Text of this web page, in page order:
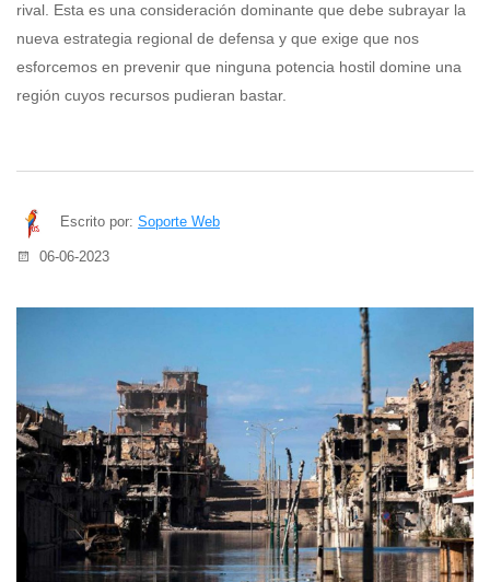
rival. Esta es una consideración dominante que debe subrayar la
nueva estrategia regional de defensa y que exige que nos
esforcemos en prevenir que ninguna potencia hostil domine una
región cuyos recursos pudieran bastar.
Escrito por: Soporte Web
06-06-2023